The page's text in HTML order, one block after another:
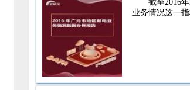
截至2016
业务情况这一